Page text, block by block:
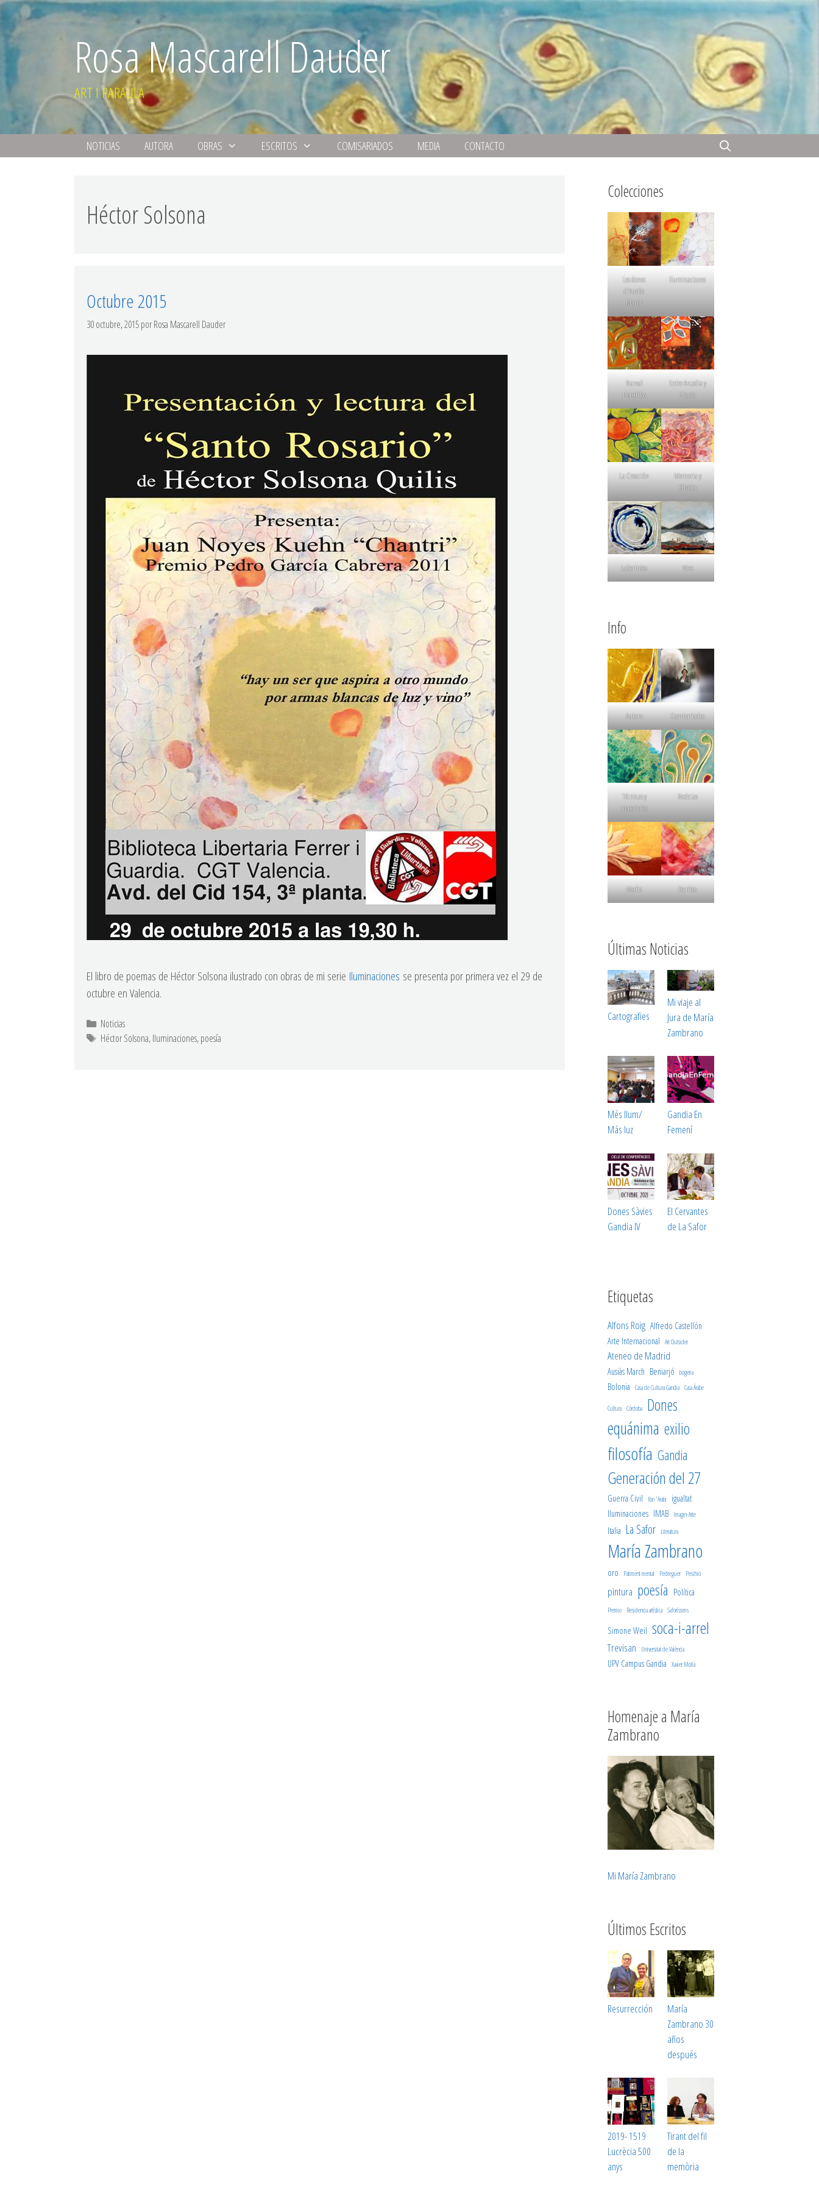
Rosa Mascarell Dauder
ART I PARAULA
NOTICIAS AUTORA OBRAS ESCRITOS COMISARIADOS MEDIA CONTACTO
Héctor Solsona
Octubre 2015
30 octubre, 2015porRosa Mascarell Dauder
El libro de poemas de Héctor Solsona ilustrado con obras de mi serie Iluminaciones se presenta por primera vez el 29 de
octubre en Valencia.
Noticias
Héctor Solsona,Iluminaciones,poesía
Colecciones
Les dones
d'Ausiàs
March
Iluminaciones
Narval
Hereditas
Entre Arcadia y
Utopía
La Creación
Memoria y
Olvido
Laberintos Vico
Info
Autora Comisariados
Técnicas y
materiales
Noticias
Media Escritos
Últimas Noticias
Cartografies
Mi viaje al
Jura de María
Zambrano
Més llum/
Más luz
Gandia En
Femení
Dones Sàvies
Gandia IV
El Cervantes
de La Safor
Etiquetas
Alfons Roig Alfredo Castellón
Arte Internacional
Art Outsider
Ateneo de Madrid
Ausiàs March Beniarjó bogeria
Bolonia Casa de Cultura Gandia Casa Árabe
Cultura Córdoba Dones
equánima exilio
filosofía Gandia
Generación del 27
Guerra Civil Ibn 'Arabi
igualtat
Iluminaciones IMAB Imagin-Arte
Italia La Safor Literatura
María Zambrano
oro Patiment mental Pedreguer Peschici
pintura poesía Política
Premio Residencia artística Saforíssims
Simone Weil soca-i-arrel
Trevisan Universitat de València
UPV Campus Gandia Xavier Mollà
Homenaje a María
Zambrano
Mi María Zambrano
Últimos Escritos
Resurrección
María
Zambrano 30
años
después
2019- 1519
Lucrècia 500
anys
Tirant del fil
de la
memòria